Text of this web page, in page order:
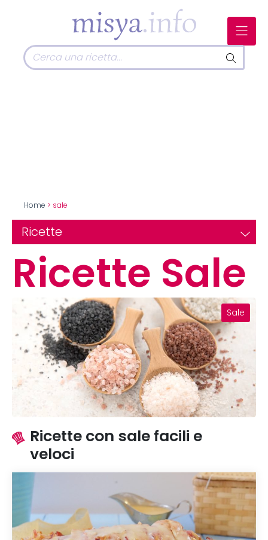
Home > sale
Ricette
Ricette Sale
Sale
Ricette con sale facili e
veloci